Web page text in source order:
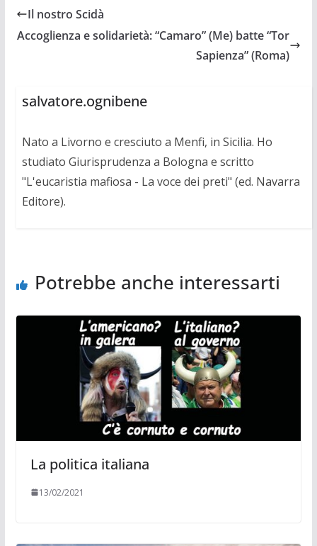
Il nostro Scidà
Accoglienza e solidarietà: “Camaro” (Me) batte “Tor
Sapienza” (Roma)
salvatore.ognibene
Nato a Livorno e cresciuto a Menfi, in Sicilia. Ho
studiato Giurisprudenza a Bologna e scritto
"L'eucaristia mafiosa - La voce dei preti" (ed. Navarra
Editore).
Potrebbe anche interessarti
La politica italiana
13/02/2021